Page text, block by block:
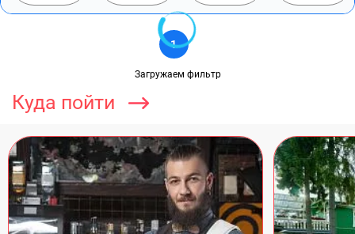
1
Куда пойти
Загружаем фильтр